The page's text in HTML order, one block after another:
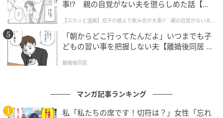
事!? 親の自覚がない夫を懲らしめた話【第1
【スカッと漫画】双子の娘より飲み会が大事!? 親の自覚がない夫を
懲らしめた話
「朝からどこ行ってたんだよ」いつまでも子
どもの習い事を把握しない夫【離婚後同居 Vo
離婚後同居
マンガ記事ランキング
私「私たちの席です！切符は？」女性「忘れ